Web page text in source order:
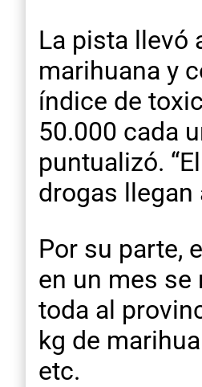
La pista llevó
marihuana y
índice de
50.000 cada
puntualizó.
drogas llegan
Por su parte,
en un mes
toda al
kg de
etc.